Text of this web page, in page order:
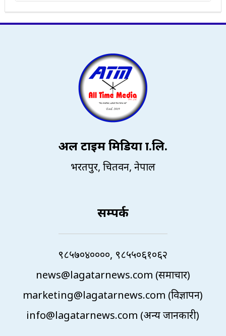
अल टाइम मिडिया प्रा.लि.
भरतपुर, चितवन, नेपाल
सम्पर्क
९८५७०४००००, ९८५५०६१०६२
news@lagatarnews.com (समाचार)
marketing@lagatarnews.com (विज्ञापन)
info@lagatarnews.com (अन्य जानकारी)